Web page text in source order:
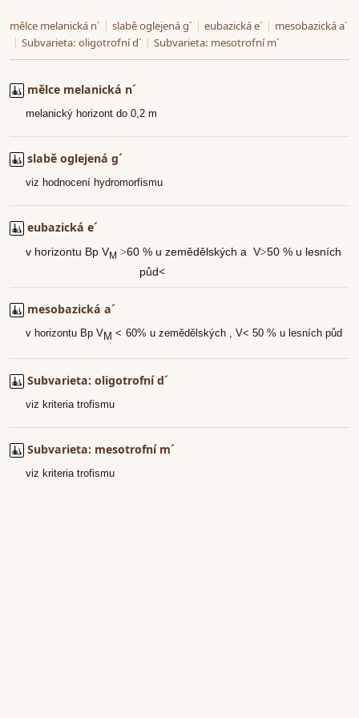
mělce melanická n´ | slabě oglejená g´ | eubazická e´ | mesobazická a´
| Subvarieta: oligotrofní d´ | Subvarieta: mesotrofní m´
mělce melanická n´
melanický horizont do 0,2 m
slabě oglejená g´
viz hodnocení hydromorfismu
eubazická e´
v horizontu Bp VM >60 % u zemědělských a V>50 % u lesních
půd<
mesobazická a´
v horizontu Bp VM < 60% u zemědělských , V< 50 % u lesních půd
Subvarieta: oligotrofní d´
viz kriteria trofismu
Subvarieta: mesotrofní m´
viz kriteria trofismu